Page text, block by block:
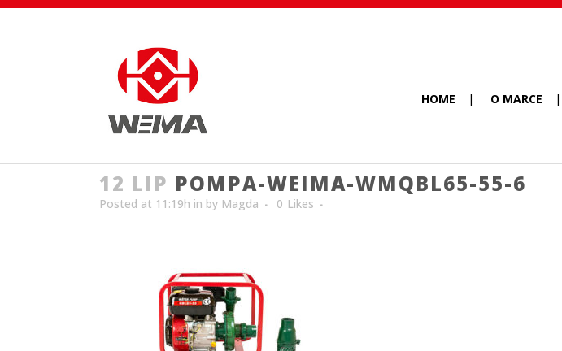
HOME O MARCE
12 LIP POMPA-WEIMA-WMQBL65-55-6
Posted at 11:19h in by Magda 0 Likes